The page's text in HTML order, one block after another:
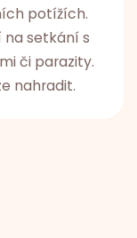
potížích.
na setkání s
či parazity.
nahradit.